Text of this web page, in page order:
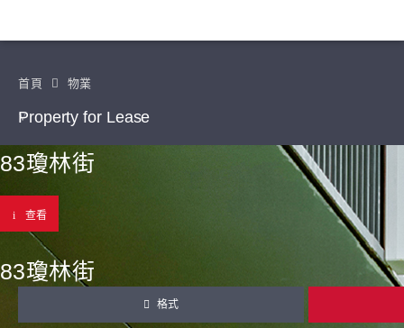
首頁 物業
Property for Lease
83瓊林街
查看
83瓊林街
格式